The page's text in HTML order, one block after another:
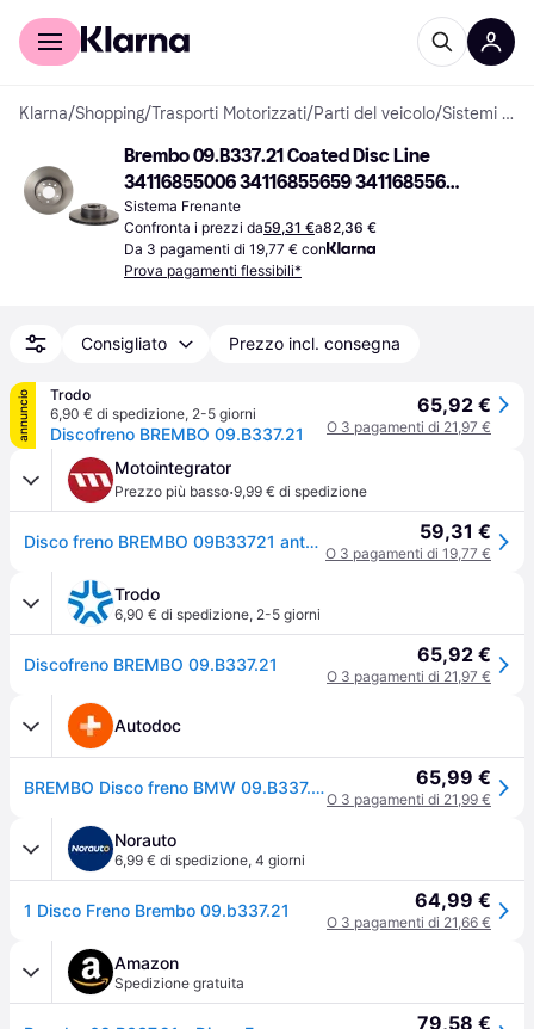
Per il tuo shopping
Klarna/Shopping/Trasporti Motorizzati/Parti del veicolo/ Sistemi Frenanti
Brembo 09.B337.21 Coated Disc Line
34116855006 34116855659 34116855659
34116855692 341188417
Sistema Frenante
Confronta i prezzi da59,31 €a82,36 €
Da 3 pagamenti di 19,77 € con
Prova pagamenti flessibili*
Consigliato Prezzo incl. consegna
annuncio
Trodo
6,90 € di spedizione, 2-5 giorni
Discofreno BREMBO 09.B337.21
65,92 €
O 3 pagamenti di 21,97 €
Motointegrator
Prezzo più basso·9,99 € di spedizione
Disco freno BREMBO 09B33721 anteriore, ventilato, altamente carbonizzato, 1 Pezzo 59,31 €
O 3 pagamenti di 19,77 €
Trodo
6,90 € di spedizione, 2-5 giorni
Discofreno BREMBO 09.B337.21 65,92 €
O 3 pagamenti di 21,97 €
Autodoc
BREMBO Disco freno BMW 09.B337.21 34116792219,34116855692,34118848417 Dischi freno,Dischi dei freni 34116774875,34116855006,34116855659,34118848418 65,99 €
O 3 pagamenti di 21,99 €
Norauto
6,99 € di spedizione, 4 giorni
1 Disco Freno Brembo 09.b337.21 64,99 €
O 3 pagamenti di 21,66 €
Amazon
Spedizione gratuita
79,58 €